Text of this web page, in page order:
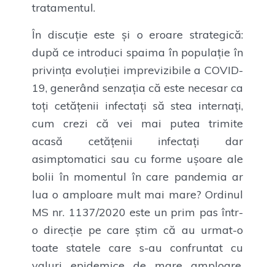
tratamentul.
În discuție este și o eroare strategică:
după ce introduci spaima în populație în
privința evoluției imprevizibile a COVID-
19, generând senzația că este necesar ca
toți cetățenii infectați să stea internați,
cum crezi că vei mai putea trimite
acasă cetățenii infectați dar
asimptomatici sau cu forme ușoare ale
bolii în momentul în care pandemia ar
lua o amploare mult mai mare? Ordinul
MS nr. 1137/2020 este un prim pas într-
o direcție pe care știm că au urmat-o
toate statele care s-au confruntat cu